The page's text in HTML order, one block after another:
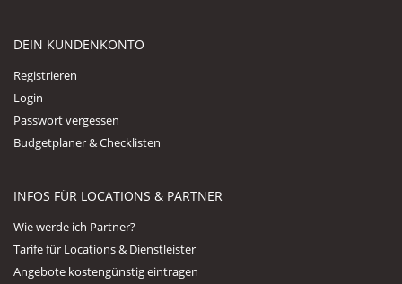
DEIN KUNDENKONTO
Registrieren
Login
Passwort vergessen
Budgetplaner & Checklisten
INFOS FÜR LOCATIONS & PARTNER
Wie werde ich Partner?
Tarife für Locations & Dienstleister
Angebote kostengünstig eintragen